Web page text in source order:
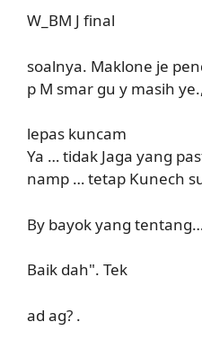
W_BM J final
soalnya. Maklone je
p M smar gu y masih
lepas kuncam
Ya … tidak Jaga yang
namp … tetap Kunech
By bayok yang
Baik dah". Tek
ad ag? .